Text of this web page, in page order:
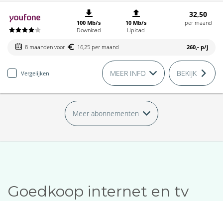
100 Mb/s
Download
10 Mb/s
Upload
32,50
per maand
8 maanden voor 16,25 per maand 260,- p/j
Vergelijken MEER INFO BEKIJK
Meer abonnementen
Goedkoop internet en tv